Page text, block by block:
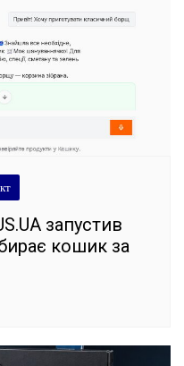
запустив
кошик за